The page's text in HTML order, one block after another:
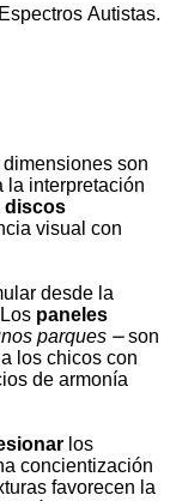
Autistas.
son
la interpretación
discos
visual con
desde la
paneles
parques ⎼son
los chicos con
de armonía
los
concientización
favorecen la